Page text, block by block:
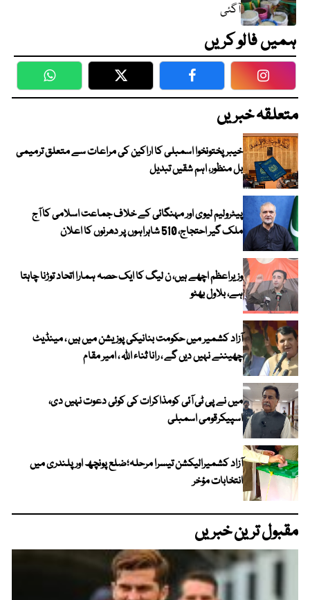
آگئی
ہمیں فالو کریں
WhatsApp Twitter Facebook
متعلقہ خبریں
خیبرپختونخوا اسمبلی کا اراکین کی مراعات سے متعلق ترمیمی
بل منظور، اہم شقیں تبدیل
پیٹرولیم لیوی اور مہنگائی کے خلاف جماعت اسلامی کا آج
ملک گیر احتجاج، 510 شاہراہوں پر دھرنوں کا اعلان
وزیراعظم اچھے ہیں، ن لیگ کا ایک حصہ ہمارا اتحاد توڑنا چاہتا
ہے، بلاول بھٹو
آزاد کشمیر میں حکومت بنانیکی پوزیشن میں ہیں ، مینڈیٹ
چھیننے نہیں دیں گے ، رانا ثناء اللہ ، امیر مقام
میں نے پی ٹی آئی کومذاکرات کی کوئی دعوت نہیں دی،
اسپیکرقومی اسمبلی
آزاد کشمیرالیکشن تیسرا مرحلہ؛ضلع پونچھ اور پلندری میں
انتخابات مؤخر
مقبول ترین خبریں